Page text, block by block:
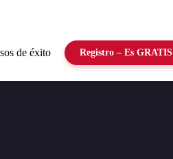
de éxito Registro – Es GRATIS